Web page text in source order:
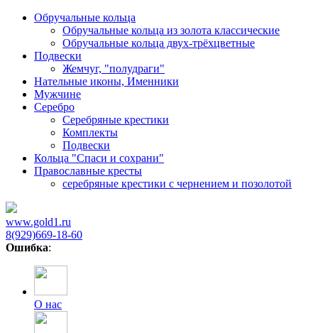
Обручальные кольца
Обручальные кольца из золота классические
Обручальные кольца двух-трёхцветные
Подвески
Жемчуг, "полудраги"
Нательные иконы, Именники
Мужчине
Серебро
Серебряные крестики
Комплекты
Подвески
Кольца "Спаси и сохрани"
Православные кресты
cеребряные крестики с чернением и позолотой
www.gold1.ru
8(929)669-18-60
Ошибка:
О нас